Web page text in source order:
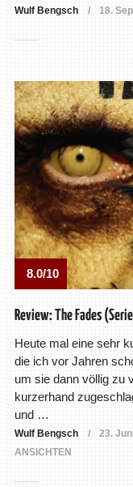
Wulf Bengsch 18.
8.0/10
Review: The Fades
Heute mal eine sehr
die ich vor Jahren
um sie dann völlig zu
kurzerhand
und …
Wulf Bengsch 23.
ANSICHTEN